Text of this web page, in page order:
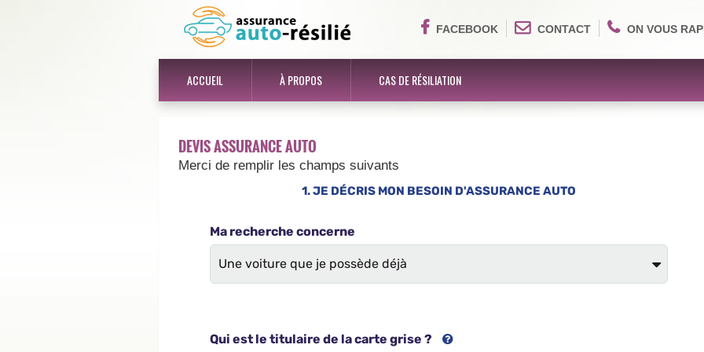
FACEBOOK CONTACT ON VOUS
ACCUEIL À PROPOS CAS DE RÉSILIATION
DEVIS ASSURANCE AUTO
Merci de remplir les champs suivants